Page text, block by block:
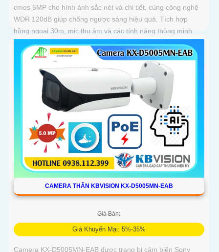
cmos 5MP cho hình ảnh sắc nét và chi tiết, cùng công nghệ
WDR 120dB giúp chống ngược sáng hiệu quả. Tích hợp
hồng ngoại 30m, mic thu âm và các tính năng thông minh
như phát hiện chuyển động, nâng cao giám sát an ninh
CAMERA THÂN KBVISION KX-D5005MN-EAB
Giá Bán:
Giá Khuyến Mại: 5%-35%
Camera KX-D5005MN-EAB được trang bị cảm biến Sony